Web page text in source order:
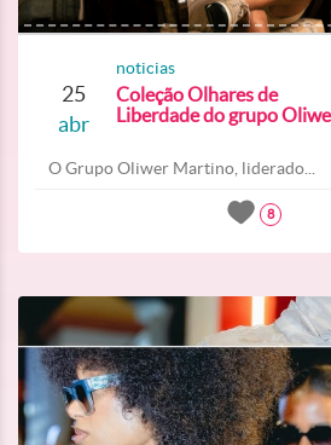
25
abr
noticias
Coleção Olhares de
Liberdade do grupo
O Grupo Oliwer Martino, liderado...
8